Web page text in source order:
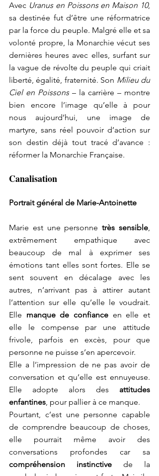
Avec Uranus en Poissons en Maison 10,
sa destinée fut d’être une réformatrice
par la force du peuple. Malgré elle et sa
volonté propre, la Monarchie vécut ses
dernières heures avec elles, surfant sur
la vague de révolte du peuple qui criait
liberté, égalité, fraternité. Son Milieu du
Ciel en Poissons – la carrière – montre
bien encore l’image qu’elle à pour
nous aujourd’hui, une image de
martyre, sans réel pouvoir d’action sur
son destin déjà tout tracé d’avance :
réformer la Monarchie Française.
Canalisation
Portrait général de Marie-Antoinette
Marie est une personne très sensible,
extrêmement empathique avec
beaucoup de mal à exprimer ses
émotions tant elles sont fortes. Elle se
sent souvent en décalage avec les
autres, n’arrivant pas à attirer autant
l’attention sur elle qu’elle le voudrait.
Elle manque de confiance en elle et
elle le compense par une attitude
frivole, parfois en excès, pour que
personne ne puisse s’en apercevoir.
Elle a l’impression de ne pas avoir de
conversation et qu’elle est ennuyeuse.
Elle adopte alors des attitudes
enfantines, pour pallier à ce manque.
Pourtant, c’est une personne capable
de comprendre beaucoup de choses,
elle pourrait même avoir des
conversations profondes car sa
compréhension instinctive de la